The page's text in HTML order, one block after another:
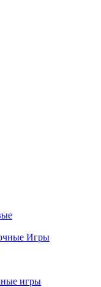
Игры
игры